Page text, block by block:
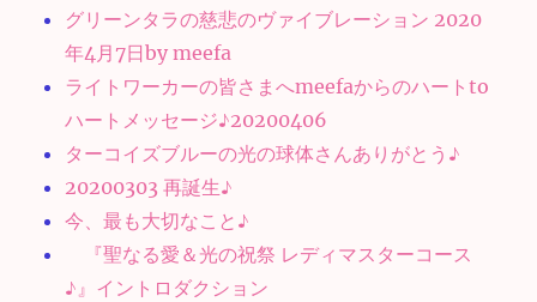
グリーンタラの慈悲のヴァイブレーション 2020
年4月7日by meefa
ライトワーカーの皆さまへmeefaからのハートto
ハートメッセージ♪20200406
ターコイズブルーの光の球体さんありがとう♪
20200303 再誕生♪
今、最も大切なこと♪
『聖なる愛＆光の祝祭 レディマスターコース
♪』イントロダクション